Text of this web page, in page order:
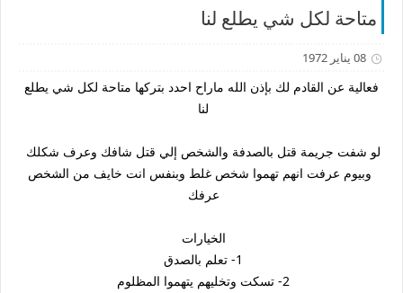
متاحة لكل شي يطلع لنا
08 يناير 1972
فعالية عن القادم لك بإذن الله ماراح احدد بتركها متاحة لكل شي يطلع
لنا
لو شفت جريمة قتل بالصدفة والشخص إلي قتل شافك وعرف شكلك
وبيوم عرفت انهم تهموا شخص غلط وبنفس انت خايف من الشخص
عرفك
الخيارات
1- تعلم بالصدق
2- تسكت وتخليهم يتهموا المظلوم